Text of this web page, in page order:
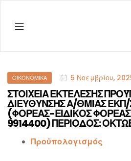
Menu
Categories
ΟΙΚΟΝΟΜΙΚΆ 5 Νοεμβρίου,
ΣΤΟΙΧΕΙΑ ΕΚΤΕΛΕΣΗΣ
ΔΙΕΥΘΥΝΣΗΣ Α/ΘΜΙΑΣ
(ΦΟΡΕΑΣ-ΕΙΔΙΚΟΣ
9914400) ΠΕΡΙΟΔΟΣ:
Προϋπολογισμός